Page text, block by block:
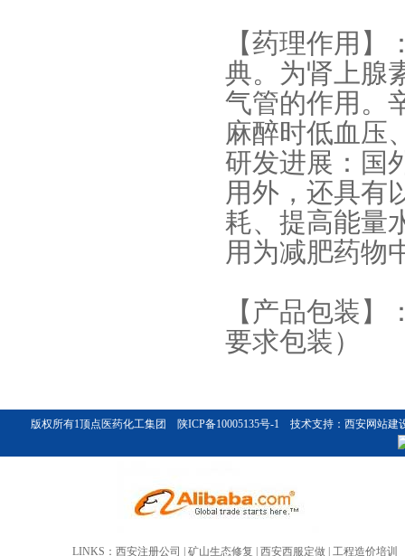
【药理作用
典。为肾上腺
气管的作用。
麻醉时低血压
研发进展：国
用外，还具有
耗、提高能量
用为减肥药物
【产品包装
要求包装）
版权所有1顶点医药化工集团 陕ICP备10005135号-1 技术支持： 西安网站建
LINKS： 西安注册公司 矿山生态修复 西安西服定做 工程造价培训